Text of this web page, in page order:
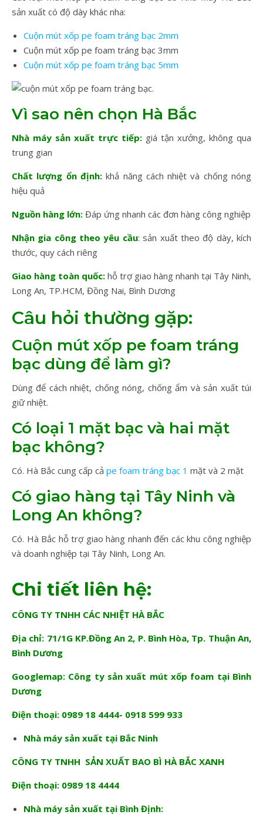
sản xuất có độ dày khác nha:
Cuộn mút xốp pe foam tráng bạc 2mm
Cuộn mút xốp pe foam tráng bạc 3mm
Cuộn mút xốp pe foam tráng bạc 5mm
Vì sao nên chọn Hà Bắc
Nhà máy sản xuất trực tiếp: giá tận xưởng, không qua
trung gian
Chất lượng ổn định:khả năng cách nhiệt và chống nóng
hiệu quả
Nguồn hàng lớn: Đáp ứng nhanh các đơn hàng công nghiệp
Nhận gia công theo yêu cầu: sản xuất theo độ dày, kích
thước, quy cách riêng
Giao hàng toàn quốc: hỗ trợ giao hàng nhanh tại Tây Ninh,
Long An, TP.HCM, Đồng Nai, Bình Dương
Câu hỏi thường gặp:
Cuộn mút xốp pe foam tráng
bạc dùng để làm gì?
Dùng để cách nhiệt, chống nóng, chống ẩm và sản xuất túi
giữ nhiệt.
Có loại 1 mặt bạc và hai mặt
bạc không?
Có. Hà Bắc cung cấp cả pe foam tráng bạc 1 mặt và 2 mặt
Có giao hàng tại Tây Ninh và
Long An không?
Có. Hà Bắc hỗ trợ giao hàng nhanh đến các khu công nghiệp
và doanh nghiệp tại Tây Ninh, Long An.
Chi tiết liên hệ:
CÔNG TY TNHH CÁC NHIỆT HÀ BẮC
Địa chỉ: 71/1G KP.Đồng An 2, P. Bình Hòa, Tp. Thuận An,
Bình Dương
Googlemap: Công ty sản xuất mút xốp foam tại Bình
Dương
Điện thoại: 0989 18 4444- 0918 599 933
Nhà máy sản xuất tại Bắc Ninh
CÔNG TY TNHH SẢN XUẤT BAO BÌ HÀ BẮC XANH
Điện thoại: 0989 18 4444
Nhà máy sản xuất tại Bình Định: